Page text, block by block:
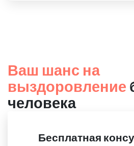
Ваш шанс на
выздоровление
человека
Бесплатная